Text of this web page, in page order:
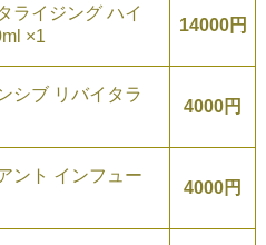
ライジング ハイ
×1
14000円
シブ リバイタラ
4000円
ント インフュー
4000円